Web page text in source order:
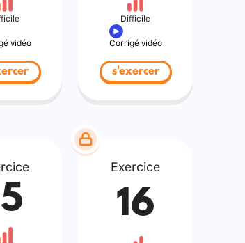
vidéo
Difficile
Corrigé vidéo
s'exercer
Exercice
16